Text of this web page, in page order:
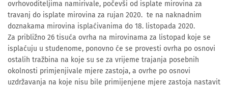
ovrhovoditeljima namirivale, počevši od isplate mirovina za
travanj do isplate mirovina za rujan 2020. te na naknadnim
doznakama mirovina isplaćivanima do 18. listopada 2020.
Za približno 26 tisuća ovrha na mirovinama za listopad koje se
isplaćuju u studenome, ponovno će se provesti ovrha po osnovi
ostalih tražbina na koje su se za vrijeme trajanja posebnih
okolnosti primjenjivale mjere zastoja, a ovrhe po osnovi
uzdržavanja na koje nisu bile primijenjene mjere zastoja nastavit